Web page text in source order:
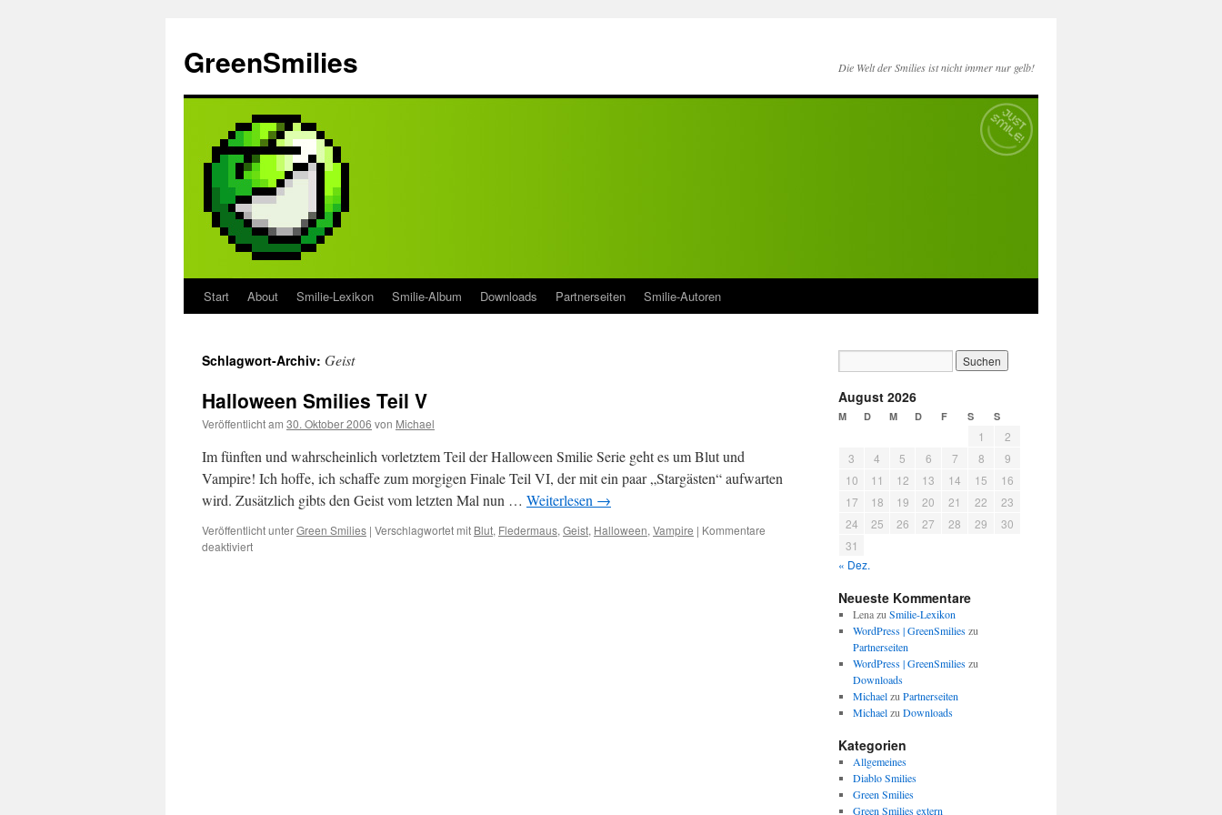
springen
GreenSmilies Die Welt der Smilies ist nicht immer nur gelb!
Start About Smilie-Lexikon Smilie-Album Downloads Partnerseiten Smilie-Autoren
Schlagwort-Archiv: Geist
Halloween Smilies Teil V
Veröffentlicht am 30. Oktober 2006 von Michael
Im fünften und wahrscheinlich vorletztem Teil der Halloween Smilie Serie geht es um Blut und
Vampire! Ich hoffe, ich schaffe zum morgigen Finale Teil VI, der mit ein paar „Stargästen“ aufwarten
wird. Zusätzlich gibts den Geist vom letzten Mal nun … Weiterlesen →
Veröffentlicht unterGreen Smilies | Verschlagwortet mit Blut, Fledermaus, Geist, Halloween, Vampire | Kommentare
deaktiviertfür
August 2026
M D M D F S S
1
2
3
4 5 6 7 8
9
10
11 12 13 14 15
16
17
18 19 20 21 22
23
24
25 26 27 28 29
30
31
« Dez.
Neueste Kommentare
Lenazu Smilie-Lexikon
WordPress | GreenSmilieszu
Partnerseiten
WordPress | GreenSmilieszu
Downloads
Michaelzu Partnerseiten
Michaelzu Downloads
Kategorien
Allgemeines
Diablo Smilies
Green Smilies
Green Smilies extern